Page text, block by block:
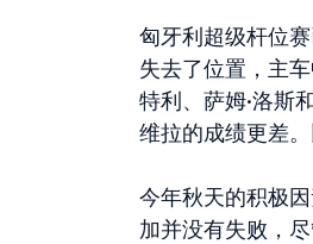
匈牙利超级杆位
失去了位置，主
特利、萨姆·洛斯
维拉的成绩更差
今年秋天的积极
加并没有失败，